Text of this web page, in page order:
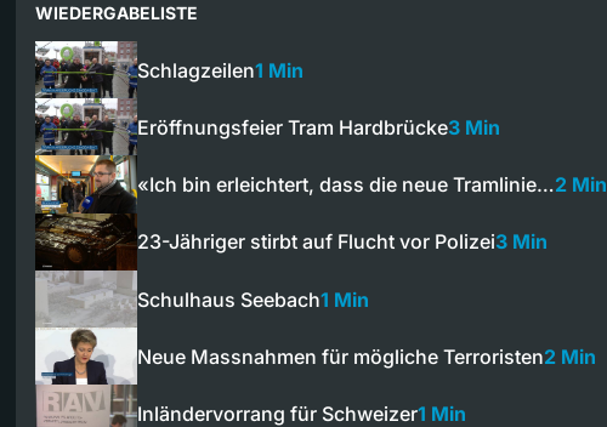
WIEDERGABELISTE
Schlagzeilen1 Min
Eröffnungsfeier Tram Hardbrücke3 Min
«Ich bin erleichtert, dass die neue Tramlinie…2 Min
23-Jähriger stirbt auf Flucht vor Polizei3 Min
Schulhaus Seebach1 Min
Neue Massnahmen für mögliche Terroristen2 Min
Inländervorrang für Schweizer1 Min